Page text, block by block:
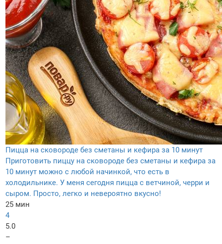
Пицца на сковороде без сметаны и кефира за 10 минут
Приготовить пиццу на сковороде без сметаны и кефира за
10 минут можно с любой начинкой, что есть в
холодильнике. У меня сегодня пицца с ветчиной, черри и
сыром. Просто, легко и невероятно вкусно!
25 мин
4
5.0
–